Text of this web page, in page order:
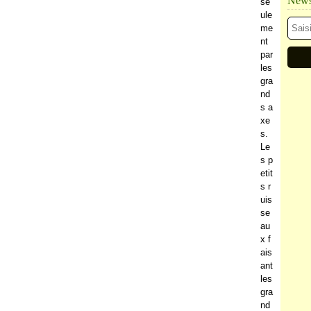
ule
me
nt
par
les
gra
nd
s a
xe
s.
Le
s p
etit
s r
uis
se
au
x f
ais
ant
les
gra
nd